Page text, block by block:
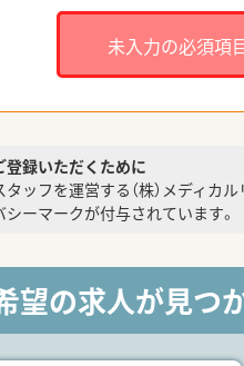
未入力の必須項
登録いただくために
タッフを運営する（株）メディカ
ーマークが付与されています。
望の求人が見つ